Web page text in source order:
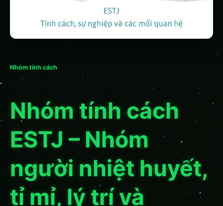
Nhóm tính cách
Nhóm tính cách
ESTJ – Nhóm
người nhiệt huyết,
tỉ mỉ, lý trí và